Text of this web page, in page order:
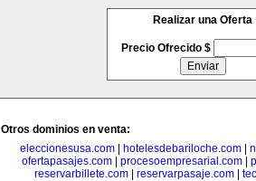
Realizar una Oferta
Precio Ofrecido $
Otros dominios en venta:
eleccionesusa.com| hotelesdebariloche.com|
ofertapasajes.com| procesoempresarial.com|
reservarbillete.com
reservarpasaje.com